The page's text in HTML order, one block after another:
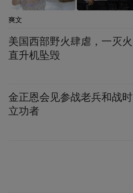
爽文
美国西部野火肆虐，一灭火
直升机坠毁
金正恩会见参战老兵和战时
立功者